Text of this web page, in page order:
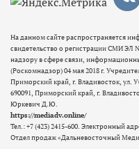
На данном сайте распространяется
свидетельство о регистрации СМИ ЭЛ
надзору в сфере связи,
(Роскомнадзор) 04 мая 2018 г.
Приморский край, г. Владивосток, ул.
690091, Приморский край, г.
Юркевич Д.Ю.
https://mediadv.online/
Тел.: +7 (423) 2415-600. Электронный
Отдел продаж «Дальневосточный